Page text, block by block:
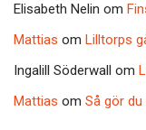
Elisabeth Nelin om
Mattias om Lilltorps
Ingalill Söderwall om
Mattias om Så gör